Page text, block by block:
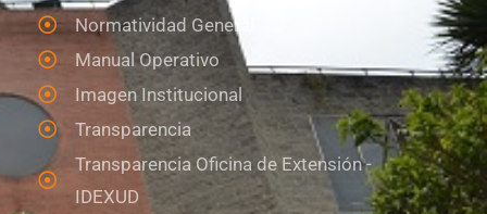
Normatividad General
Manual Operativo
Imagen Institucional
Transparencia
Transparencia Oficina de Extensión -
IDEXUD